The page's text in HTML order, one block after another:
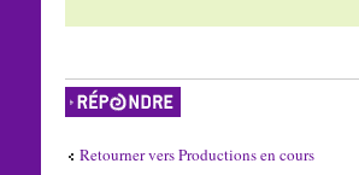
Répondre
Retourner vers Productions en cours